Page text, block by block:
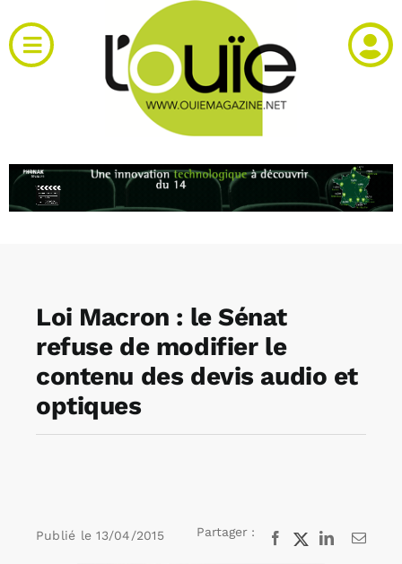
au
contenu
Toggle
Navigation
RH et emploi
Agenda
Kiosque
Annonces emploi
Loi Macron : le Sénat
refuse de modifier le
contenu des devis audio et
optiques
Publié le 13/04/2015 Partager : Facebook
X LinkedInEmail